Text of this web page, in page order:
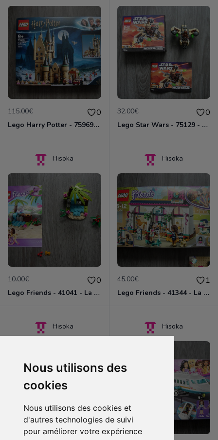
Nous utilisons des
cookies
Nous utilisons des cookies et
d'autres technologies de suivi
pour améliorer votre expérience
115.00€ 0
Lego Harry Potter - 75969 - La tour d'astronomie de Poudlard
32.00€ 0
Lego Star Wars - 75129 - Wookiee Gunship
Hisoka
10.00€ 0
Lego Friends - 41041 - La tortue et son île paradisiaque
Hisoka
45.00€ 1
Lego Friends - 41344 - La boutique d'accessoires d'Andréa
Hisoka Hisoka